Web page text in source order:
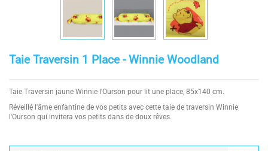
Taie Traversin 1 Place - Winnie Woodland
Taie Traversin jaune Winnie l'Ourson pour lit une place, 85x140 cm.
Réveillé l'âme enfantine de vos petits avec cette taie de traversin Winnie
l'Ourson qui invitera vos petits dans de doux rêves.